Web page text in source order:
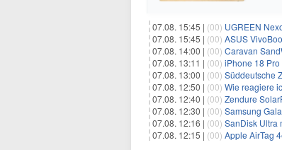
07.08. 15:45 | (00) UGREEN
07.08. 15:45 | (00) ASUS
07.08. 14:00 | (00) Caravan
07.08. 13:11 | (00) iPhone 18
07.08. 13:00 | (00) Süddeutsche
07.08. 12:50 | (00) Wie reagiere
07.08. 12:40 | (00) Zendure
07.08. 12:30 | (00) Samsung Galaxy
07.08. 12:16 | (00) SanDisk Ultra
07.08. 12:15 | (00) Apple AirTag 4er